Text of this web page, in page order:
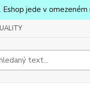
jede v